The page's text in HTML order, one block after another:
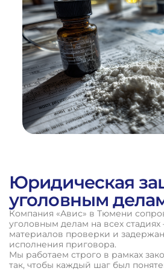
ВЫИГРАННЫХ
ДЕЛ
Юридическая
уголовным
Компания «Авис» в Тюмени
уголовным делам на всех
материалов проверки и
исполнения приговора.
Мы работаем строго в рамках
так, чтобы каждый шаг был